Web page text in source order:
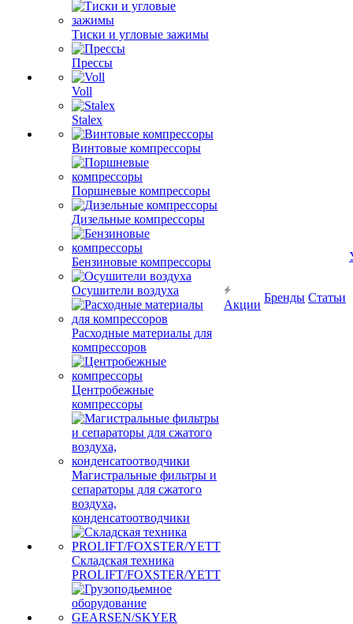
Тиски и угловые зажимы
Прессы
Voll
Stalex
Винтовые компрессоры
Поршневые компрессоры
Дизельные компрессоры
Бензиновые компрессоры
Осушители воздуха
Расходные материалы для
компрессоров
Центробежные
компрессоры
Магистральные фильтры и
сепараторы для сжатого
воздуха,
конденсатоотводчики
Складская техника
PROLIFT/FOXSTER/YETT
Акции
Бренды Статьи